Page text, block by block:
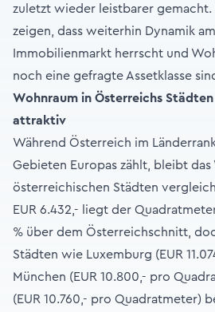
zuletzt wieder leistbarer gemacht.
zeigen, dass weiterhin Dynamik
Immobilienmarkt herrscht und
noch eine gefragte Assetklasse
Wohnraum in Österreichs
attraktiv
Während Österreich im
Gebieten Europas zählt, bleibt das
österreichischen Städten
EUR 6.432,- liegt der
% über dem Österreichschnitt,
Städten wie Luxemburg (EUR
München (EUR 10.800,- pro
(EUR 10.760,- pro Quadratmeter)